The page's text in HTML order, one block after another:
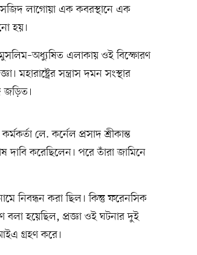
লাগোয়া এক কবরস্থানে এক
হয়।
মুসলিম–অধ্যুষিত এলাকায় ওই বিস্ফোরণ
মহারাষ্ট্রের সন্ত্রাস দমন সংস্থার
জড়িত।
লে. কর্নেল প্রসাদ শ্রীকান্ত
দাবি করেছিলেন। পরে তাঁরা জামিনে
নিবন্ধন করা ছিল। কিন্তু ফরেনসিক
বলা হয়েছিল, প্রজ্ঞা ওই ঘটনার দুই
গ্রহণ করে।